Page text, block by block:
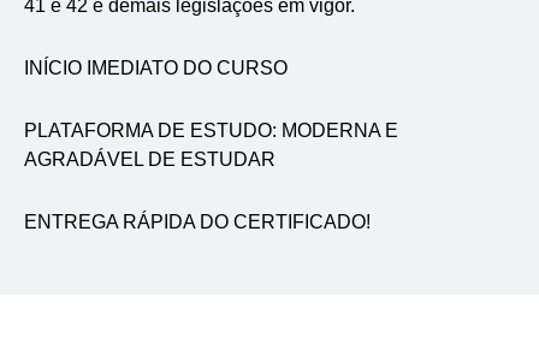
41 e 42 e demais legislações em vigor.
INÍCIO IMEDIATO DO CURSO
PLATAFORMA DE ESTUDO: MODERNA E
AGRADÁVEL DE ESTUDAR
ENTREGA RÁPIDA DO CERTIFICADO!